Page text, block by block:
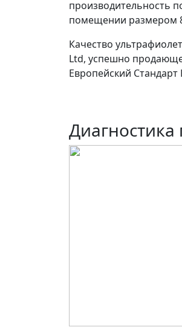
производительность
помещении размером
Качество
Ltd, успешно
Европейский Стандарт